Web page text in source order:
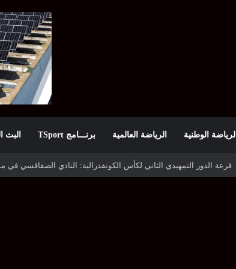
الرياضة الوطنية الرياضة العالمية برنـــامج TSport البث
قرعة كأس الكونفدرالية: النادي الصفاقسي يواجه شوتينغ ستارز